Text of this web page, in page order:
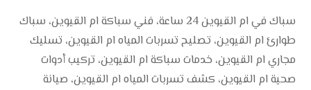
سباك في ام القيوين 24 ساعة، فني سباكة ام القيوين، سباك
طوارئ ام القيوين، تصليح تسربات المياه ام القيوين، تسليك
مجاري ام القيوين، خدمات سباكة ام القيوين، تركيب أدوات
صحية ام القيوين، كشف تسربات المياه ام القيوين، صيانة